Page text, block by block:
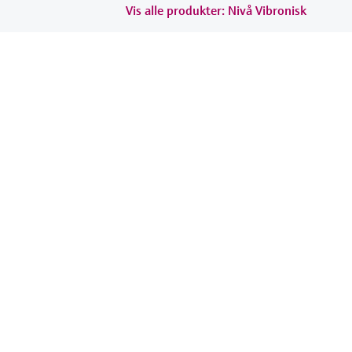
Vis alle produkter: Nivå Vibronisk